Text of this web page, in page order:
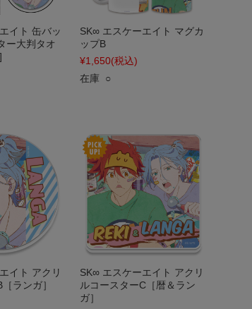
イト 缶バッ
ー大判タオ
SK∞ エスケーエイト マグカ
ップB
¥1,650(税込)
在庫 ○
イト アクリ
ランガ］
SK∞ エスケーエイト アクリ
ルコースターC［暦＆ラン
ガ］